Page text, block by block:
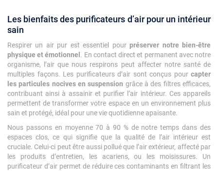
Les bienfaits des purificateurs d’air pour un intérieur
sain
Respirer un air pur est essentiel pourpréserver notre bien-être
physique et émotionnel . En contact direct et permanent avec notre
organisme, l’air que nous respirons peut affecter notre santé de
multiples façons. Les purificateurs d’air sont conçus pour capter
les particules nocives en suspension grâce à des filtres efficaces,
contribuant ainsi à assainir et purifier l’air intérieur. Ces appareils
permettent de transformer votre espace en un environnement plus
sain et protégé, idéal pour une vie quotidienne apaisante.
Nous passons en moyenne 70 à 90 % de notre temps dans des
espaces clos, ce qui signifie que la qualité de l’air intérieur est
cruciale. Celui-ci peut être aussi pollué que l’air extérieur, affecté par
les produits d’entretien, les acariens, ou les moisissures. Un
purificateur d’air permet de réduire ces contaminants en filtrant les